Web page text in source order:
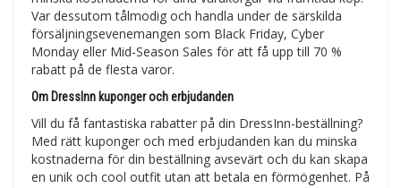
Var dessutom tålmodig och handla under de särskilda
försäljningsevenemangen som Black Friday, Cyber
Monday eller Mid-Season Sales för att få upp till 70 %
rabatt på de flesta varor.
Om DressInn kuponger och erbjudanden
Vill du få fantastiska rabatter på din DressInn-beställning?
Med rätt kuponger och med erbjudanden kan du minska
kostnaderna för din beställning avsevärt och du kan skapa
en unik och cool outfit utan att betala en förmögenhet. På